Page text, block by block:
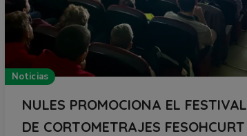
Noticias
NULES PROMOCIONA EL FESTIVAL
DE CORTOMETRAJES FESOHCURT